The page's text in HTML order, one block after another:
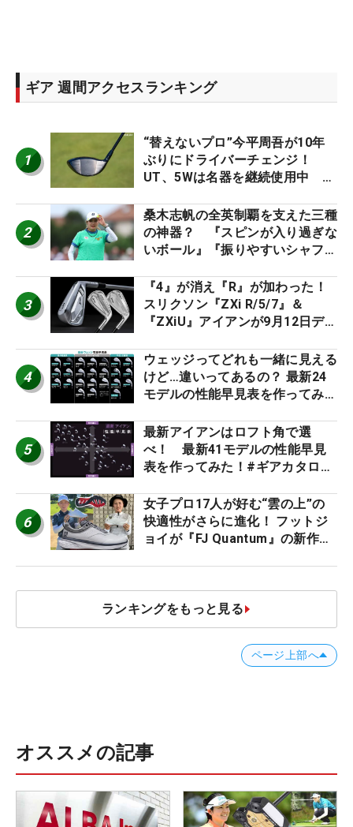
ギア 週間アクセスランキング
1
“替えないプロ”今平周吾が10年
ぶりにドライバーチェンジ！
UT、5Wは名器を継続使用中 #
2
桑木志帆の全英制覇を支えた三種
の神器？ 『スピンが入り過ぎな
いボール』『振りやすいシャフ
ー』 #女子プロセッティング
3
『4』が消え『R』が加わった！
スリクソン『ZXi R/5/7』＆
『ZXiU』アイアンが9月12日デ
4
ウェッジってどれも一緒に見える
けど…違いってあるの？ 最新24
モデルの性能早見表を作ってみ
5
最新アイアンはロフト角で選
べ！ 最新41モデルの性能早見
表を作ってみた！#ギアカタログ
6
女子プロ17人が好む“雲の上”の
快適性がさらに進化！ フットジ
ョイが『FJ Quantum』の新作を
ランキングをもっと見る
ページ上部へ
オススメの記事